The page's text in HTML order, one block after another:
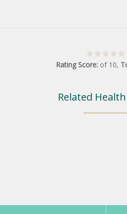
Rating Score: of 10,
Related